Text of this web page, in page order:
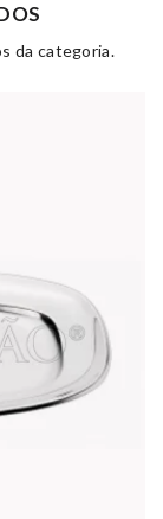
da categoria.